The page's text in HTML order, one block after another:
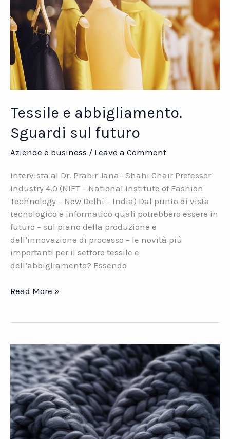
Tessile e abbigliamento.
Sguardi sul futuro
Aziende e business / Leave a Comment
Intervista al Dr. Prabir Jana– Shahi Chair Professor
Industry 4.0 (NIFT – National Institute of Fashion
Technology – New Delhi – India) Dal punto di vista
tecnologico e informatico quali potrebbero essere in
futuro – sul piano della produzione e
dell’innovazione di processo – le novità più
importanti per il settore tessile e
dell’abbigliamento? Essendo
Tessile
sul
futuro
Read More »